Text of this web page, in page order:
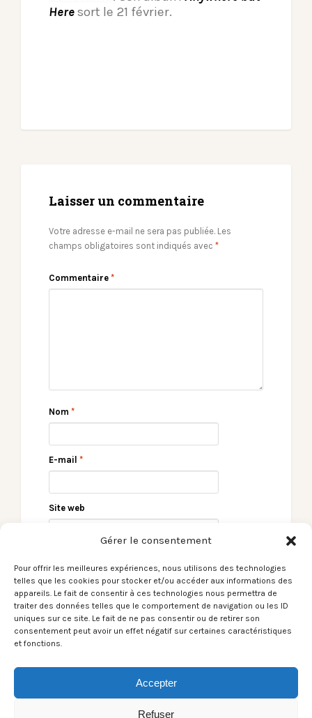
Gérer le consentement
Pour offrir les meilleures expériences, nous utilisons des technologies
telles que les cookies pour stocker et/ou accéder aux informations des
appareils. Le fait de consentir à ces technologies nous permettra de
traiter des données telles que le comportement de navigation ou les ID
uniques sur ce site. Le fait de ne pas consentir ou de retirer son
consentement peut avoir un effet négatif sur certaines caractéristiques
et fonctions.
Accepter
Refuser
Heresort le 21 février.
Laisser un commentaire
Votre adresse e-mail ne sera pas publiée. Les
champs obligatoires sont indiqués avec *
Commentaire *
Nom *
E-mail *
Site web
Passenger / Remember
← Le Son du moment –
La Fille de la Côte /